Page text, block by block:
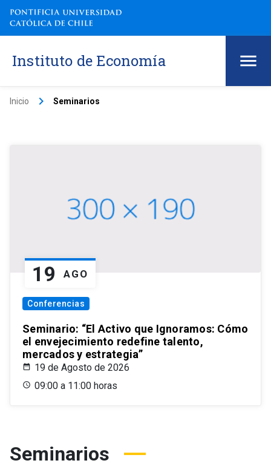
Instituto de Economía
Inicio keyboard_arrow_right Seminarios
19 AGO
Conferencias
Seminario: “El Activo que Ignoramos: Cómo
el envejecimiento redefine talento,
mercados y estrategia”
19 de Agosto de 2026
09:00 a 11:00 horas
Seminarios